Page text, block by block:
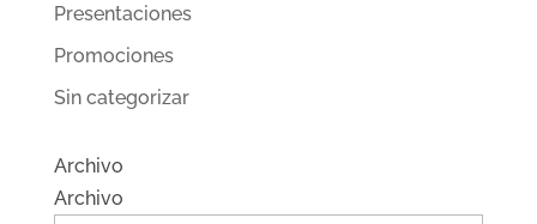
Presentaciones
Promociones
Sin categorizar
Archivo
Archivo